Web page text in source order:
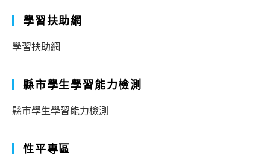
學習扶助網
學習扶助網
縣市學生學習能力檢測
縣市學生學習能力檢測
性平專區